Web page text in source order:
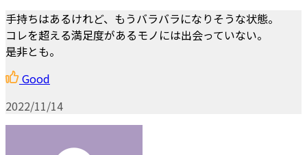
手持ちはあるけれど、もうバラバラになりそうな状態。
コレを超える満足度があるモノには出会っていない。
是非とも。
Good
2022/11/14